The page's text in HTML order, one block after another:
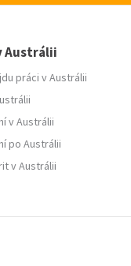
Austrálii
práci v Austrálii
v Austrálii
po Austrálii
v Austrálii